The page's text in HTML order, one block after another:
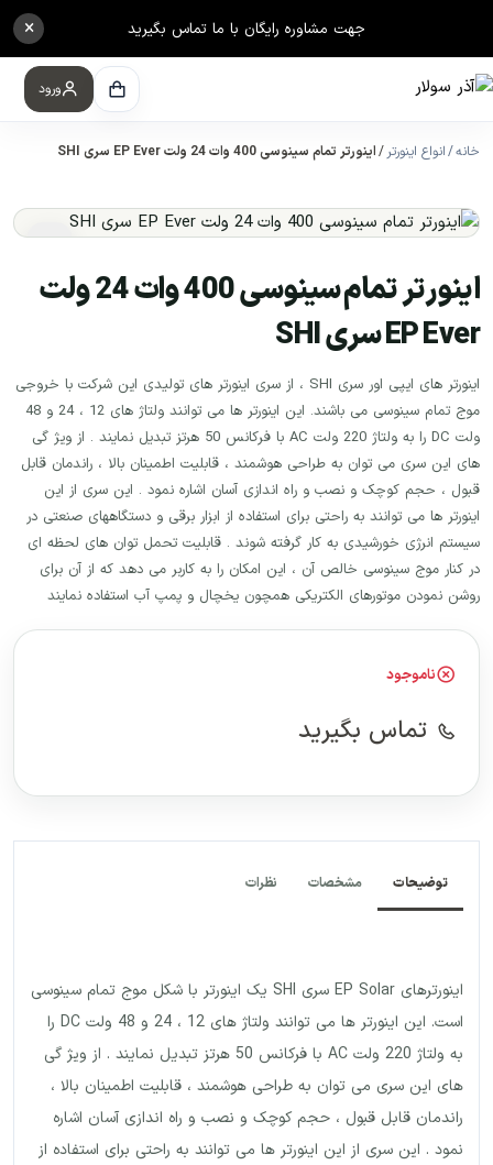
جهت مشاوره رایگان با ما تماس بگیرید ×
ورود
خانه انواع اینورتر اینورتر تمام سینوسی 400 وات 24 ولت EP Ever سری SHI
اینورتر تمام سینوسی 400 وات 24 ولت
EP Ever سری SHI
اینورتر های ایپی اور سری SHI ، از سری اینورتر های تولیدی این شرکت با خروجی
موج تمام سینوسی می باشند. این اینورتر ها می توانند ولتاژ های 12 ، 24 و 48
ولت DC را به ولتاژ 220 ولت AC با فرکانس 50 هرتز تبدیل نمایند . از ویژ گی
های این سری می توان به طراحی هوشمند ، قابلیت اطمینان بالا ، راندمان قابل
قبول ، حجم کوچک و نصب و راه اندازی آسان اشاره نمود . این سری از این
اینورتر ها می توانند به راحتی برای استفاده از ابزار برقی و دستگاههای صنعتی در
سیستم انرژی خورشیدی به کار گرفته شوند . قابلیت تحمل توان های لحظه ای
در کنار موج سینوسی خالص آن ، این امکان را به کاربر می دهد که از آن برای
روشن نمودن موتورهای الکتریکی همچون یخچال و پمپ آب استفاده نمایند
ناموجود
تماس بگیرید
توضیحات مشخصات نظرات
اینورترهای EP Solar سری SHI یک اینورتر با شکل موج تمام سینوسی
است. این اینورتر ها می توانند ولتاژ های 12 ، 24 و 48 ولت DC را
به ولتاژ 220 ولت AC با فرکانس 50 هرتز تبدیل نمایند . از ویژ گی
های این سری می توان به طراحی هوشمند ، قابلیت اطمینان بالا ،
راندمان قابل قبول ، حجم کوچک و نصب و راه اندازی آسان اشاره
نمود . این سری از این اینورتر ها می توانند به راحتی برای استفاده از